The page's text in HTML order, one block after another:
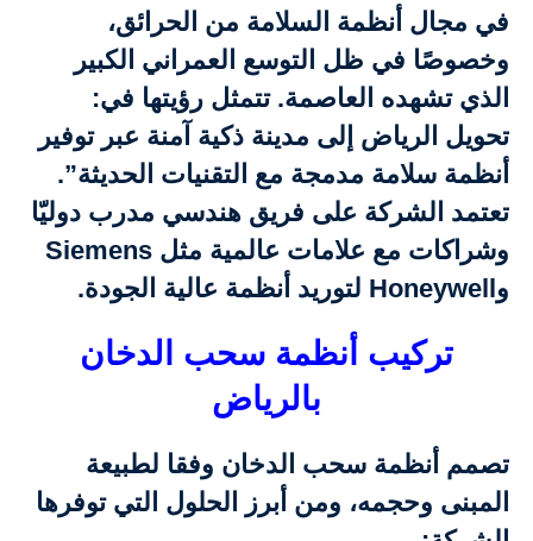
في مجال أنظمة السلامة من الحرائق،
وخصوصًا في ظل التوسع العمراني الكبير
الذي تشهده العاصمة. تتمثل رؤيتها في:
تحويل الرياض إلى مدينة ذكية آمنة عبر توفير
أنظمة سلامة مدمجة مع التقنيات الحديثة”.
تعتمد الشركة على فريق هندسي مدرب دوليّا
وشراكات مع علامات عالمية مثل Siemens
وHoneywell لتوريد أنظمة عالية الجودة.
تركيب أنظمة سحب الدخان
بالرياض
تصمم أنظمة سحب الدخان وفقا لطبيعة
المبنى وحجمه، ومن أبرز الحلول التي توفرها